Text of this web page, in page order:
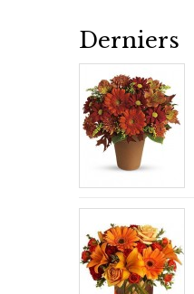
Derniers